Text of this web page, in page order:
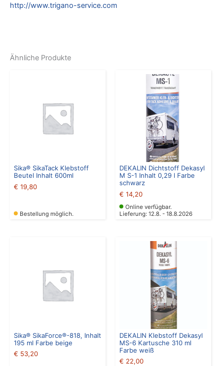
http://www.trigano-service.com
Ähnliche Produkte
Sika® SikaTack Klebstoff
Beutel Inhalt 600ml
€ 19,80
Bestellung möglich.
DEKALIN Dichtstoff Dekasyl
M S-1 Inhalt 0,29 l Farbe
schwarz
€ 14,20
Online verfügbar.
Lieferung: 12.8. - 18.8.2026
Sika® SikaForce®-818, Inhalt
195 ml Farbe beige
€ 53,20
DEKALIN Klebstoff Dekasyl
MS-6 Kartusche 310 ml
Farbe weiß
€ 22,00